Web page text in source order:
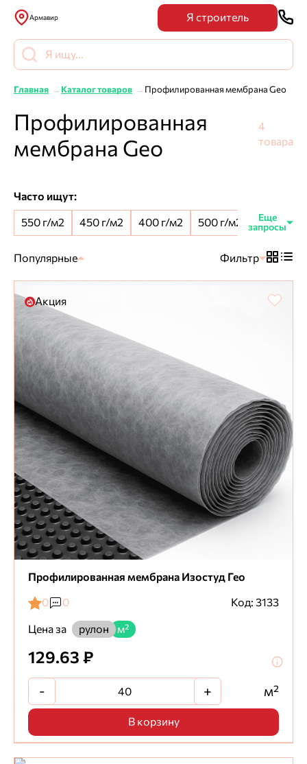
Армавир Я строитель
Главная Каталог товаров Профилированная мембрана Geo
Профилированная
мембрана Geo
4
товара
Часто ищут:
550 г/м2
450 г/м2 400 г/м2 500 г/м2 8 мм шип
Популярные Фильтр
Акция
Профилированная мембрана Изостуд Гео
0
0
Код: 3133
Цена за
рулон м²
129.63 ₽
- + м²
В корзину